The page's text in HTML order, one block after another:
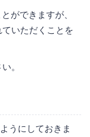
ができますが、
いただくことを
。
うにしておきま